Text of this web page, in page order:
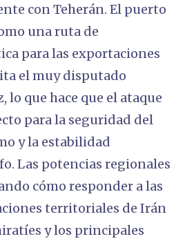
con Teherán. El puerto
una ruta de
para las exportaciones
el muy disputado
lo que hace que el ataque
para la seguridad del
y la estabilidad
Las potencias regionales
cómo responder a las
territoriales de Irán
y los principales